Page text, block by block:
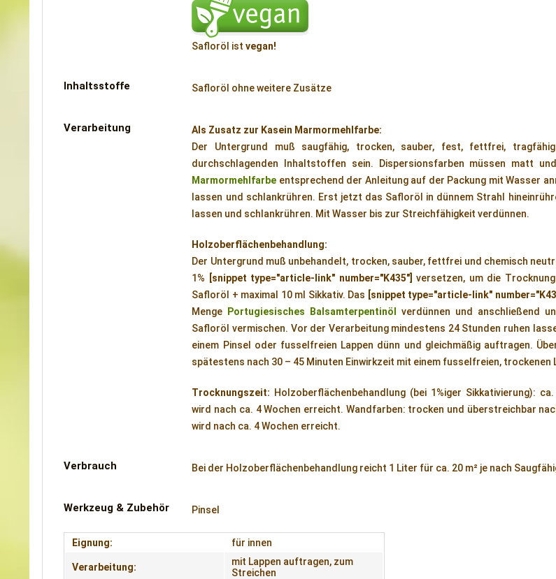
Safloröl istvegan!
Inhaltsstoffe Safloröl ohne weitere Zusätze
Verarbeitung
Als Zusatz zur Kasein Marmormehlfarbe:
Der Untergrund muß saugfähig, trocken, sauber, fest, fettfrei,
durchschlagenden Inhaltstoffen sein. Dispersionsfarben müssen matt
Marmormehlfarbe entsprechend der Anleitung auf der Packung mit Wasser
lassen und schlankrühren. Erst jetzt das Safloröl in dünnem Strahl
lassen und schlankrühren. Mit Wasser bis zur Streichfähigkeit verdünnen.
Holzoberflächenbehandlung:
Der Untergrund muß unbehandelt, trocken, sauber, fettfrei und chemisch
1%
[snippet type="article-link" number="K435"] versetzen, um die
Safloröl + maximal 10 ml Sikkativ. Das
[snippet type="article-link"
Menge
Portugiesisches Balsamterpentinöl
verdünnen und anschließend
Safloröl vermischen. Vor der Verarbeitung mindestens 24 Stunden ruhen
einem Pinsel oder fusselfreien Lappen dünn und gleichmäßig auftragen.
spätestens nach 30 – 45 Minuten Einwirkzeit mit einem fusselfreien, trockenen
Trocknungszeit: Holzoberflächenbehandlung (bei 1%iger Sikkativierung):
wird nach ca. 4 Wochen erreicht. Wandfarben: trocken und überstreichbar
wird nach ca. 4 Wochen erreicht.
Verbrauch Bei der Holzoberflächenbehandlung reicht 1 Liter für ca. 20 m² je nach
Werkzeug & Zubehör Pinsel
Eignung: für innen
Verarbeitung:
mit Lappen auftragen, zum
Streichen